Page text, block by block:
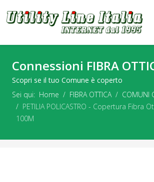
Connessioni FIBRA
Scopri se il tuo Comune è coperto
Sei qui: Home FIBRA OTTICA
COMUNI
PETILIA POLICASTRO - Copertura Fibra
100M